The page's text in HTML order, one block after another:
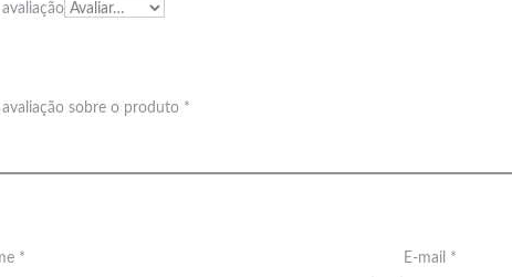
avaliação sobre o produto *
* E-mail *